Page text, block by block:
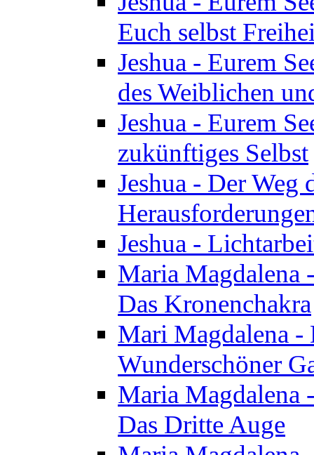
Euch selbst
Jeshua - Eurem
des Weiblichen
Jeshua - Eurem
zukünftiges Selbst
Jeshua - Der Weg
Jeshua -
Maria Magdalena
Das Kronenchakra
Mari Magdalena -
Wunderschöner
Maria Magdalena
Das Dritte Auge